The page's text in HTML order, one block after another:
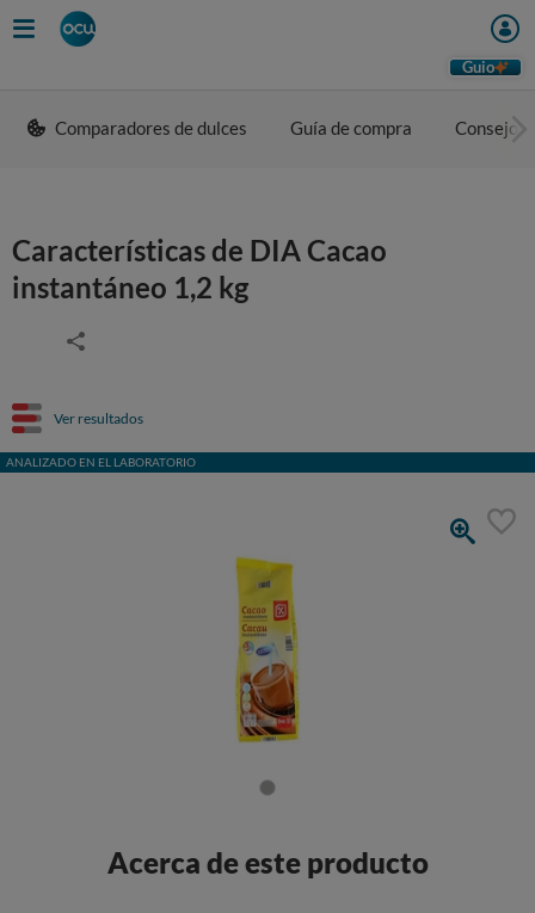
Guio
Comparadores de dulces Guía de compra Consejos
Características de DIA Cacao
instantáneo 1,2 kg
Ver resultados
ANALIZADO EN EL LABORATORIO
Acerca de este producto